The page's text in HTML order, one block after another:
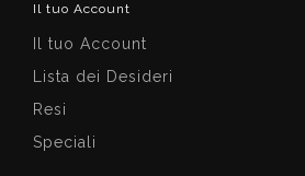
Il tuo Account
Il tuo Account
Lista dei Desideri
Resi
Speciali